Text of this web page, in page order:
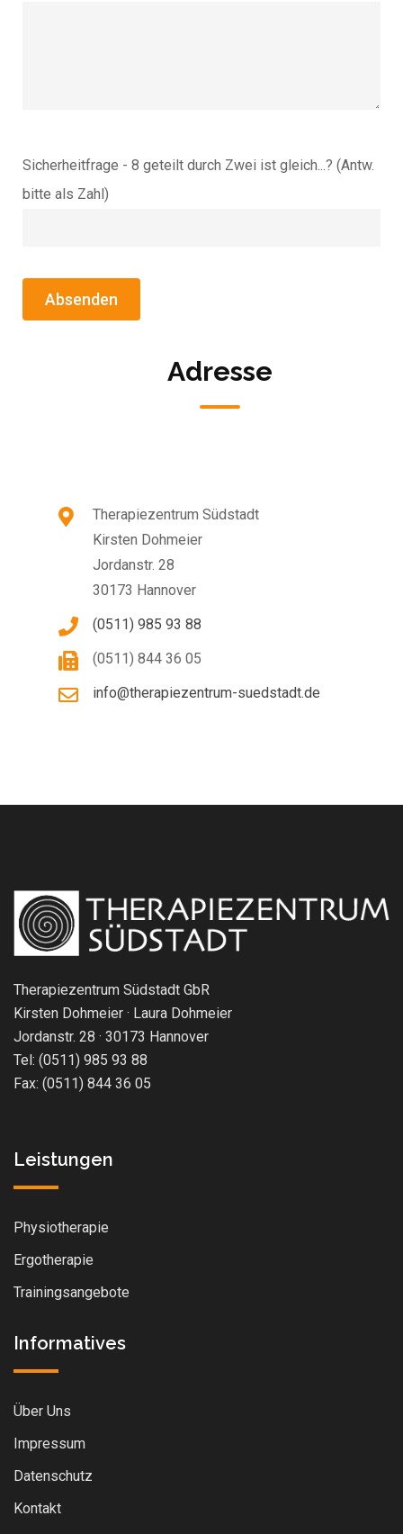
Sicherheitfrage - 8 geteilt durch Zwei ist gleich...? (Antw.
bitte als Zahl)
Adresse
Therapiezentrum Südstadt
Kirsten Dohmeier
Jordanstr. 28
30173 Hannover
(0511) 985 93 88
(0511) 844 36 05
info@therapiezentrum-suedstadt.de
Therapiezentrum Südstadt GbR
Kirsten Dohmeier · Laura Dohmeier
Jordanstr. 28 · 30173 Hannover
Tel: (0511) 985 93 88
Fax: (0511) 844 36 05
Leistungen
Physiotherapie
Ergotherapie
Trainingsangebote
Informatives
Über Uns
Impressum
Datenschutz
Kontakt